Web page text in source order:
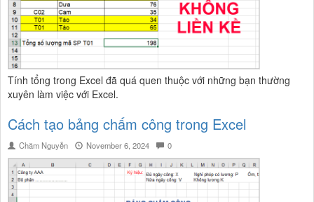
Tính tổng trong Excel đã quá quen thuộc với những bạn thường
xuyên làm việc với Excel.
Cách tạo bảng chấm công trong Excel
Chăm Nguyễn November 6, 2024 0